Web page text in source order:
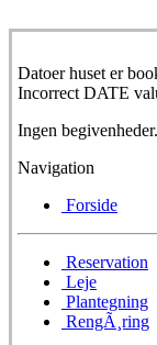
Datoer huset er
Incorrect DATE
Ingen begivenheder.
Navigation
Forside
Reservation
Leje
Plantegning
RengÃ¸ring